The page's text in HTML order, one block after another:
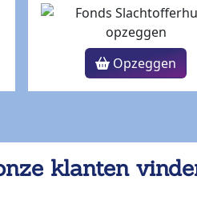
Opzeggen
klanten